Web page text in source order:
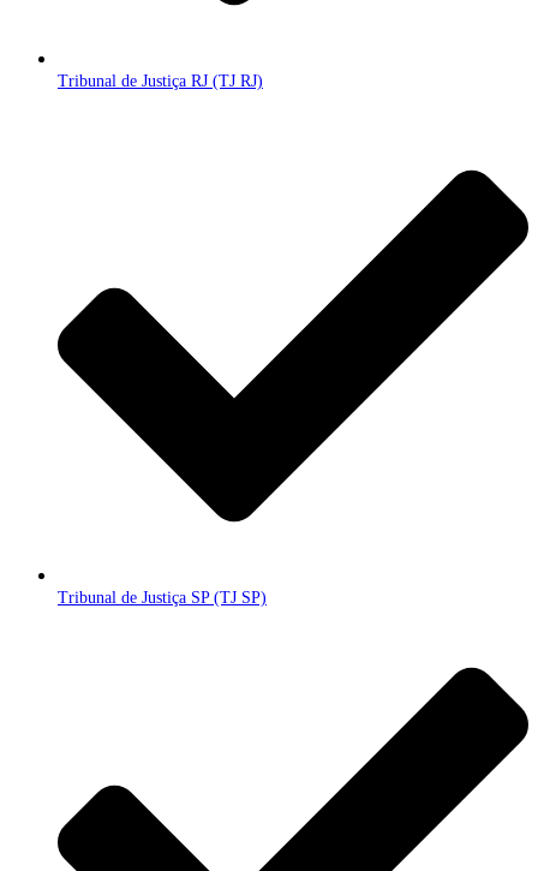
Tribunal de Justiça RJ (TJ RJ)
Tribunal de Justiça SP (TJ SP)